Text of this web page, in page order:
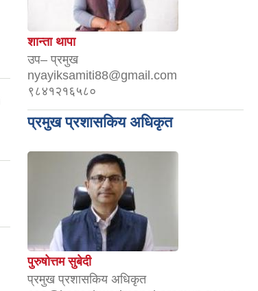
शान्ता थापा
उप– प्रमुख
nyayiksamiti88@gmail.com
९८४१२१६५८०
प्रमुख प्रशासकिय अधिकृत
पुरुषोत्तम सुबेदी
प्रमुख प्रशासकिय अधिकृत